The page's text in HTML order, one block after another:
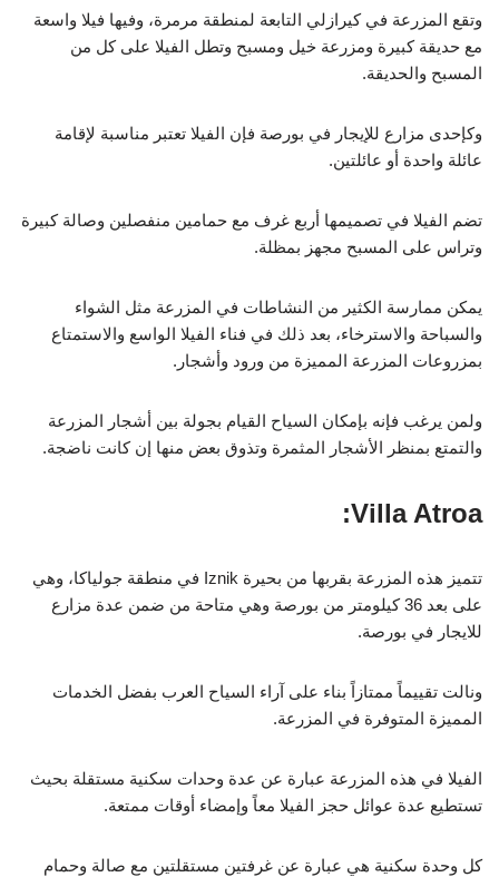
وتقع المزرعة في كيرازلي التابعة لمنطقة مرمرة، وفيها فيلا واسعة
مع حديقة كبيرة ومزرعة خيل ومسبح وتطل الفيلا على كل من
المسبح والحديقة.
وكإحدى مزارع للإيجار في بورصة فإن الفيلا تعتبر مناسبة لإقامة
عائلة واحدة أو عائلتين.
تضم الفيلا في تصميمها أربع غرف مع حمامين منفصلين وصالة كبيرة
وتراس على المسبح مجهز بمظلة.
يمكن ممارسة الكثير من النشاطات في المزرعة مثل الشواء
والسباحة والاسترخاء، بعد ذلك في فناء الفيلا الواسع والاستمتاع
بمزروعات المزرعة المميزة من ورود وأشجار.
ولمن يرغب فإنه بإمكان السياح القيام بجولة بين أشجار المزرعة
والتمتع بمنظر الأشجار المثمرة وتذوق بعض منها إن كانت ناضجة.
Villa Atroa:
تتميز هذه المزرعة بقربها من بحيرة Iznik في منطقة جولياكا، وهي
على بعد 36 كيلومتر من بورصة وهي متاحة من ضمن عدة مزارع
للايجار في بورصة.
ونالت تقييماً ممتازاً بناء على آراء السياح العرب بفضل الخدمات
المميزة المتوفرة في المزرعة.
الفيلا في هذه المزرعة عبارة عن عدة وحدات سكنية مستقلة بحيث
تستطيع عدة عوائل حجز الفيلا معاً وإمضاء أوقات ممتعة.
كل وحدة سكنية هي عبارة عن غرفتين مستقلتين مع صالة وحمام